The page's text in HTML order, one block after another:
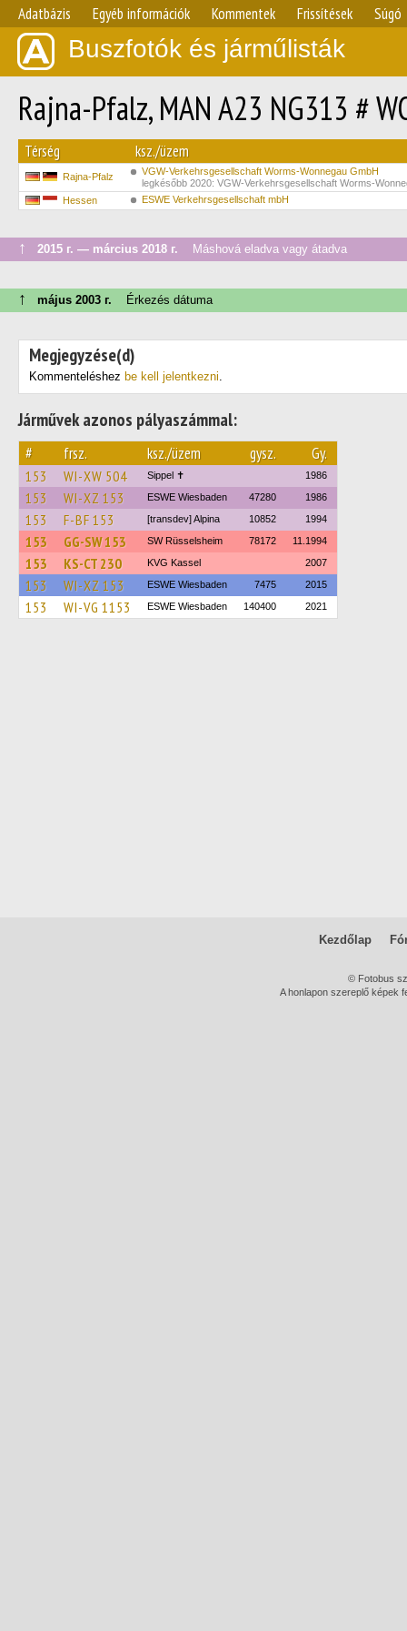
Adatbázis Egyéb információk Kommentek Frissítések Súgó
Buszfotók és járműlisták
Rajna-Pfalz, MAN A23 NG313 #
Térség ksz./üzem
Rajna-Pfalz
VGW-Verkehrsgesellschaft Worms-Wonnegau GmbH
legkésőbb 2020: VGW-Verkehrsgesellschaft Worms-
Hessen
ESWE Verkehrsgesellschaft mbH
↑ 2015 г. — március 2018 г. Máshová eladva vagy átadva
↑ május 2003 г. Érkezés dátuma
Megjegyzése(d)
Kommenteléshez be kell jelentkezni.
Járművek azonos pályaszámmal:
# frsz. ksz./üzem gysz. Gy.
153 WI-XW 504 Sippel ✝︎ 1986
153 WI-XZ 153 ESWE Wiesbaden 47280 1986
153 F-BF 153 [transdev] Alpina 10852 1994
153 GG-SW 153 SW Rüsselsheim 78172 11.1994
153 KS-CT 230 KVG Kassel 2007
153 WI-XZ 153 ESWE Wiesbaden 7475 2015
153 WI-VG 1153 ESWE Wiesbaden 140400 2021
Kezdőlap
© Fotobus
A honlapon szereplő képek